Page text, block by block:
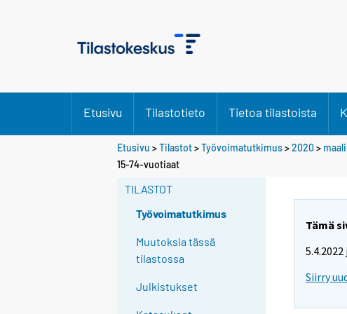
Etusivu Tilastotieto Tietoa tilastoista
Etusivu >Tilastot>Työvoimatutkimus>2020 >
15-74-vuotiaat
TILASTOT
Työvoimatutkimus
Muutoksia tässä
tilastossa
Julkistukset
Tämä
Siirry